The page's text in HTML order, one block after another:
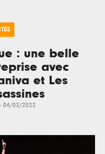
: une belle
avec
et Les
04/03/2022